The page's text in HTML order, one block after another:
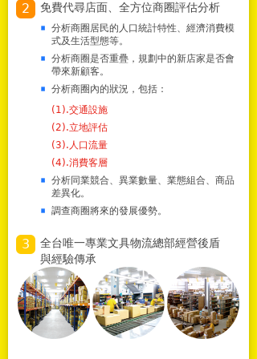
2 免費代尋店面、全方位商圈評估分析
分析商圈居民的人口統計特性、經濟消費模
式及生活型態等。
分析商圈是否重疊，規劃中的新店家是否會
帶來新顧客。
分析商圈內的狀況，包括：
(1).交通設施
(2).立地評估
(3).人口流量
(4).消費客層
分析同業競合、異業數量、業態組合、商品
差異化。
調查商圈將來的發展優勢。
3
全台唯一專業文具物流總部經營後盾
與經驗傳承